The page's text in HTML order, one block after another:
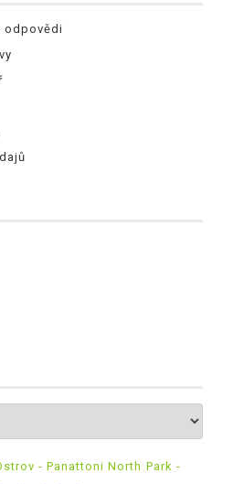
odpovědi
- Panattoni North Park -